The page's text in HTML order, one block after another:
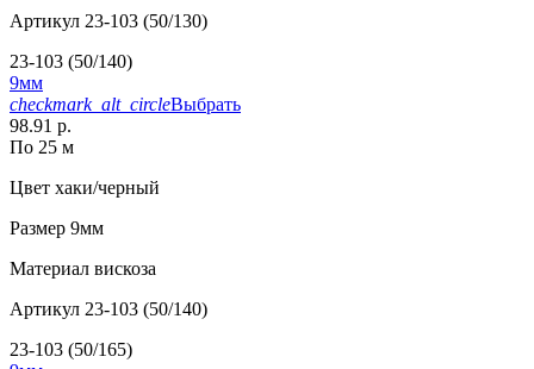
Артикул 23-103 (50/130)
23-103 (50/140)
9мм
checkmark_alt_circleВыбрать
98.91 р.
По 25 м
Цвет хаки/черный
Размер 9мм
Материал вискоза
Артикул 23-103 (50/140)
23-103 (50/165)